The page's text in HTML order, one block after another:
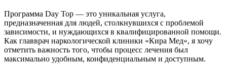
Программа Day Top — это уникальная услуга,
предназначенная для людей, столкнувшихся с проблемой
зависимости, и нуждающихся в квалифицированной помощи.
Как главврач наркологической клиники «Кира Мед», я хочу
отметить важность того, чтобы процесс лечения был
максимально удобным, конфиденциальным и доступным.